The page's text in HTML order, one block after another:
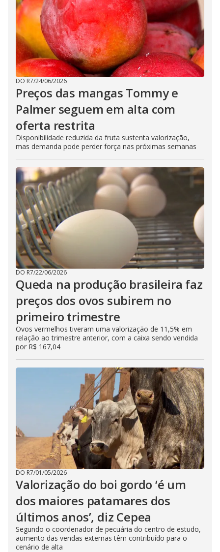
DO R7/24/06/2026
Preços das mangas Tommy e
Palmer seguem em alta com
oferta restrita
Disponibilidade reduzida da fruta sustenta valorização,
mas demanda pode perder força nas próximas semanas
DO R7/22/06/2026
Queda na produção brasileira faz
preços dos ovos subirem no
primeiro trimestre
Ovos vermelhos tiveram uma valorização de 11,5% em
relação ao trimestre anterior, com a caixa sendo vendida
por R$ 167,04
DO R7/01/05/2026
Valorização do boi gordo ‘é um
dos maiores patamares dos
últimos anos’, diz Cepea
Segundo o coordenador de pecuária do centro de estudo,
aumento das vendas externas têm contribuído para o
cenário de alta